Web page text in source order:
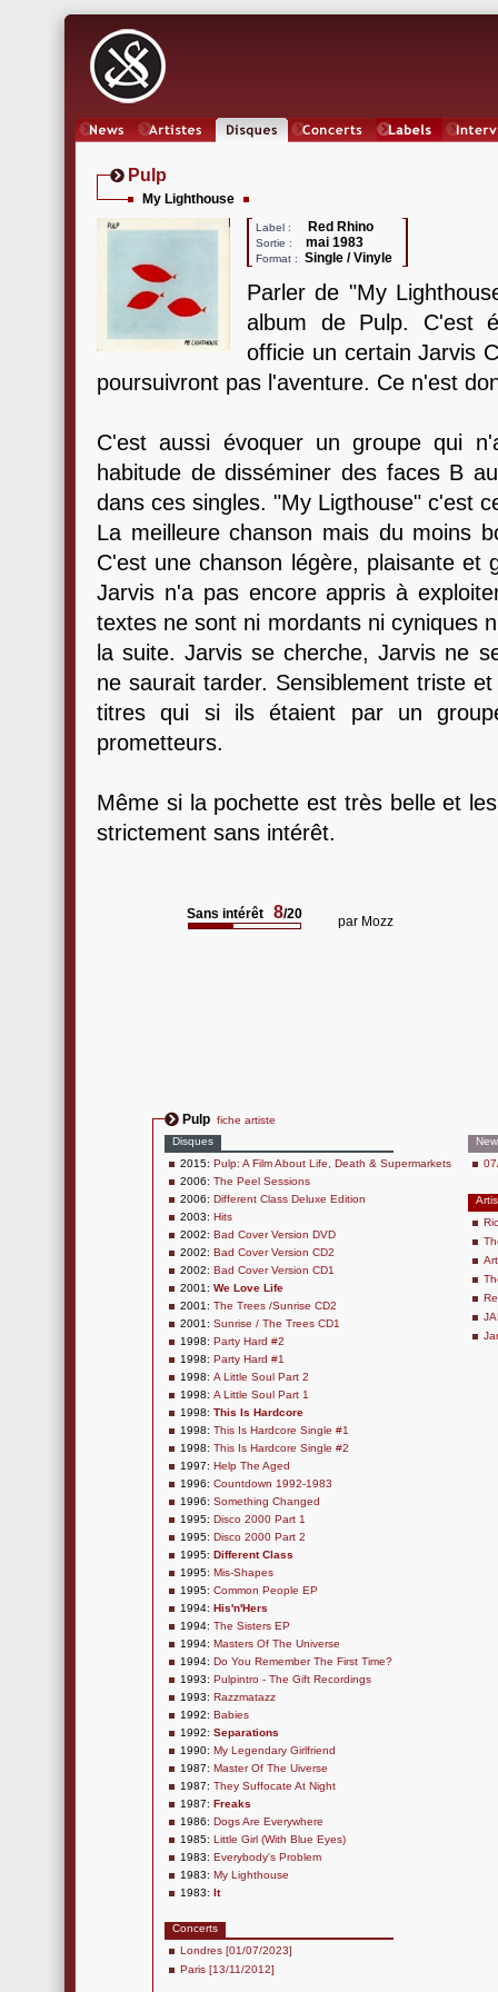
Pulp
My Lighthouse
Label : Red Rhino
Sortie : mai 1983
Format : Single / Vinyle
Parler de "My
album de Pulp. C'est
officie un certain Jarvis
poursuivront pas l'aventure. Ce n'est
C'est aussi évoquer un groupe qui
habitude de disséminer des faces B
dans ces singles. "My Ligthouse" c'est
La meilleure chanson mais du moins
C'est une chanson légère, plaisante et
Jarvis n'a pas encore appris à
textes ne sont ni mordants ni cyniques
la suite. Jarvis se cherche, Jarvis ne
ne saurait tarder. Sensiblement triste
titres qui si ils étaient par un
prometteurs.
Même si la pochette est très belle et
strictement sans intérêt.
Sans intérêt 8/20 par Mozz
Pulp fiche artiste
Disques
2015: Pulp: A Film About Life, Death & Supermarkets
2006: The Peel Sessions
2006: Different Class Deluxe Edition
2003: Hits
2002: Bad Cover Version DVD
2002: Bad Cover Version CD2
2002: Bad Cover Version CD1
2001: We Love Life
2001: The Trees /Sunrise CD2
2001: Sunrise / The Trees CD1
1998: Party Hard #2
1998: Party Hard #1
1998: A Little Soul Part 2
1998: A Little Soul Part 1
1998: This Is Hardcore
1998: This Is Hardcore Single #1
1998: This Is Hardcore Single #2
1997: Help The Aged
1996: Countdown 1992-1983
1996: Something Changed
1995: Disco 2000 Part 1
1995: Disco 2000 Part 2
1995: Different Class
1995: Mis-Shapes
1995: Common People EP
1994: His'n'Hers
1994: The Sisters EP
1994: Masters Of The Universe
1994: Do You Remember The First Time?
1993: Pulpintro - The Gift Recordings
1993: Razzmatazz
1992: Babies
1992: Separations
1990: My Legendary Girlfriend
1987: Master Of The Uiverse
1987: They Suffocate At Night
1987: Freaks
1986: Dogs Are Everywhere
1985: Little Girl (With Blue Eyes)
1983: Everybody's Problem
1983: My Lighthouse
1983: It
Concerts
Londres [01/07/2023]
Paris [13/11/2012]